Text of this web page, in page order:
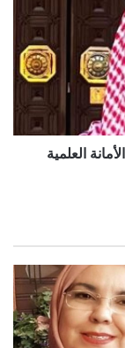
العلمية